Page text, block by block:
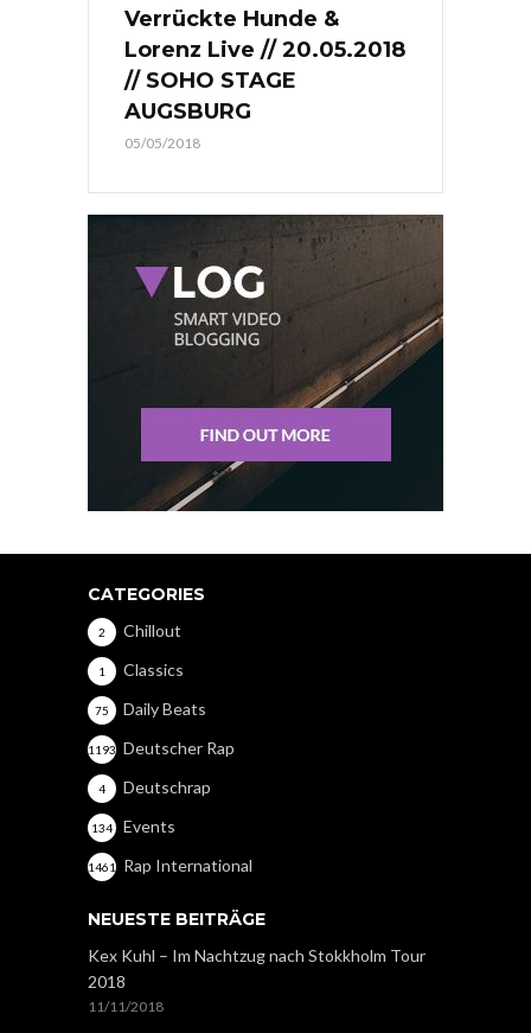
Verrückte Hunde &
Lorenz Live // 20.05.2018
// SOHO STAGE
AUGSBURG
05/05/2018
CATEGORIES
Chillout
2
Classics
1
Daily Beats
75
Deutscher Rap
1193
Deutschrap
4
Events
134
Rap International
1461
NEUESTE BEITRÄGE
Kex Kuhl – Im Nachtzug nach Stokkholm Tour
2018
11/11/2018